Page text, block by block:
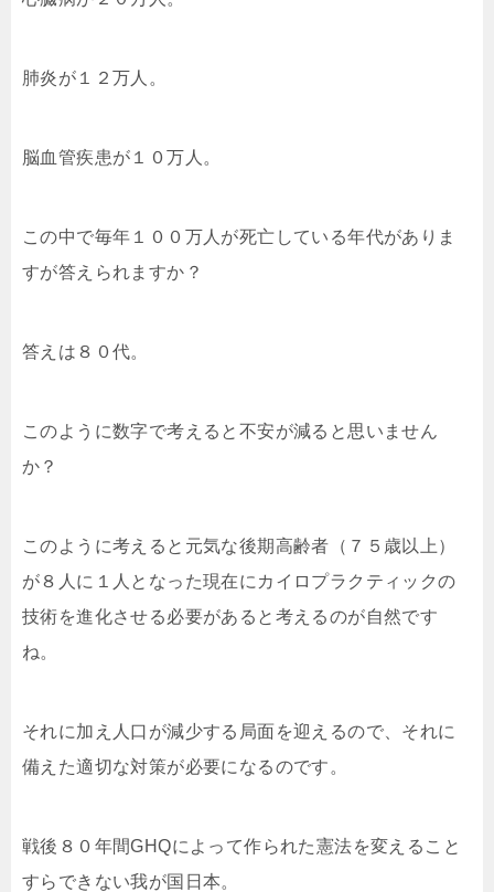
肺炎が１２万人。
脳血管疾患が１０万人。
この中で毎年１００万人が死亡している年代がありま
すが答えられますか？
答えは８０代。
このように数字で考えると不安が減ると思いません
か？
このように考えると元気な後期高齢者（７５歳以上）
が８人に１人となった現在にカイロプラクティックの
技術を進化させる必要があると考えるのが自然です
ね。
それに加え人口が減少する局面を迎えるので、それに
備えた適切な対策が必要になるのです。
戦後８０年間GHQによって作られた憲法を変えること
すらできない我が国日本。